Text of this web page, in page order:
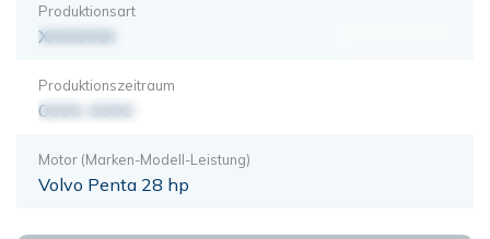
Produktionsart
XXXXXXX
Produktionszeitraum
0000-0000
Motor (Marken-Modell-Leistung)
Volvo Penta 28 hp